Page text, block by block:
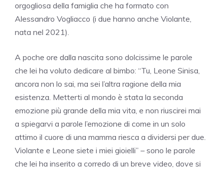
orgogliosa della famiglia che ha formato con
Alessandro Vogliacco (i due hanno anche Violante,
nata nel 2021).
A poche ore dalla nascita sono dolcissime le parole
che lei ha voluto dedicare al bimbo: “Tu, Leone Sinisa,
ancora non lo sai, ma sei l’altra ragione della mia
esistenza. Metterti al mondo è stata la seconda
emozione più grande della mia vita, e non riuscirei mai
a spiegarvi a parole l’emozione di come in un solo
attimo il cuore di una mamma riesca a dividersi per due.
Violante e Leone siete i miei gioielli” – sono le parole
che lei ha inserito a corredo di un breve video, dove si